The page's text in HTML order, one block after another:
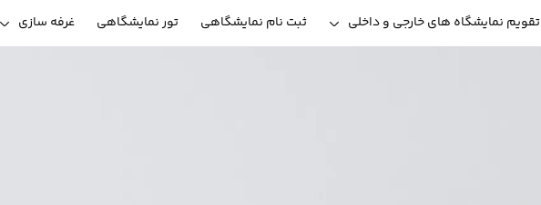
تقویم نمایشگاه های خارجی و داخلی ثبت نام نمایشگاهی تور نمایشگاهی غرفه سازی